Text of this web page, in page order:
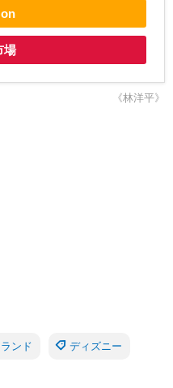
場
《林洋平》
ンド ディズニー